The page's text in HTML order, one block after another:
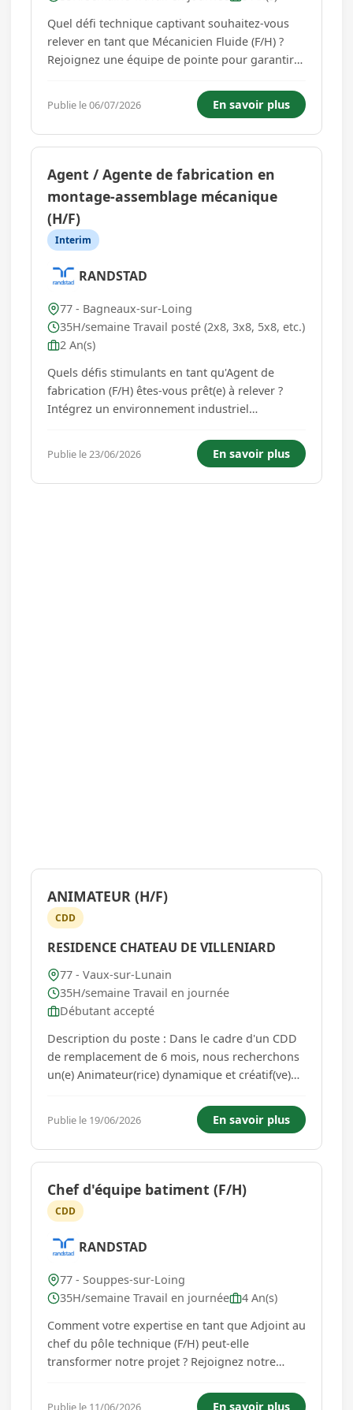
Quel défi technique captivant souhaitez-vous
relever en tant que Mécanicien Fluide (F/H) ?
Rejoignez une équipe de pointe pour garantir
industrielles fluidiques et mécaniques au sein
d'un environnement technologique stimulant. -
Diagnostiquer et...
Publie le 06/07/2026 En savoir plus
Agent / Agente de fabrication en
montage-assemblage mécanique
(H/F)
Interim
RANDSTAD
77 - Bagneaux-sur-Loing
35H/semaine Travail posté (2x8, 3x8, 5x8, etc.)
2 An(s)
Quels défis stimulants en tant qu'Agent de
fabrication (F/H) êtes-vous prêt(e) à relever ?
Intégrez un environnement industriel
qualité exceptionnelle de nos produits verriers.
- Pilotez avec précision les installations de
fusion, en suivant rigour...
Publie le 23/06/2026 En savoir plus
ANIMATEUR (H/F)
CDD
RESIDENCE CHATEAU DE VILLENIARD
77 - Vaux-sur-Lunain
35H/semaine Travail en journée
Débutant accepté
Description du poste : Dans le cadre d'un CDD
de remplacement de 6 mois, nous recherchons
un(e) Animateur(rice) dynamique et créatif(ve)
EHPAD. Vous serez responsable de
l'organisation et de l'animation d'activités
variées visant à maintenir le lien s...
Publie le 19/06/2026 En savoir plus
Chef d'équipe batiment (F/H)
CDD
RANDSTAD
77 - Souppes-sur-Loing
35H/semaine Travail en journée
4 An(s)
Comment votre expertise en tant que Adjoint au
chef du pôle technique (F/H) peut-elle
transformer notre projet ? Rejoignez notre
technique pour assurer la supervision et la
Publie le 11/06/2026 En savoir plus